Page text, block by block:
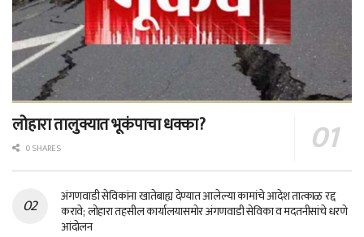
लोहारा तालुक्यात भूकंपाचा धक्का?
0 SHARES
अंगणवाडी सेविकांना खातेबाह्य देण्यात आलेल्या कामांचे आदेश तात्काळ रद्द
करावे; लोहारा तहसील कार्यालयासमोर अंगणवाडी सेविका व मदतनीसांचे धरणे
आंदोलन